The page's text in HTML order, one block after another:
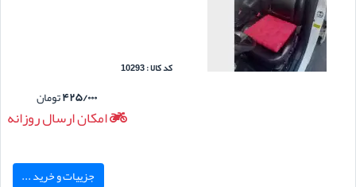
کد کالا : 10293
۴۲۵/۰۰۰تومان
امکان ارسال روزانه
جزییات و خرید ...